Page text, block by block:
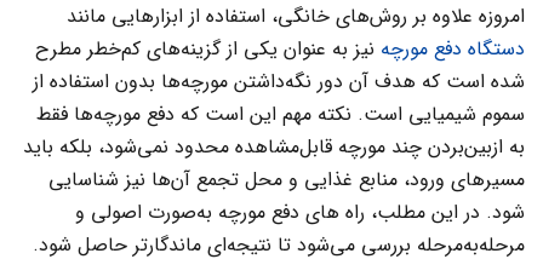
امروزه علاوه بر روش‌های خانگی، استفاده از ابزارهایی مانند
دستگاه دفع مورچه نیز به‌ عنوان یکی از گزینه‌های کم‌خطر مطرح
شده است که هدف آن دور نگه‌داشتن مورچه‌ها بدون استفاده از
سموم شیمیایی است. نکته مهم این است که دفع مورچه‌ها فقط
به ازبین‌بردن چند مورچه قابل‌مشاهده محدود نمی‌شود، بلکه باید
مسیرهای ورود، منابع غذایی و محل تجمع آن‌ها نیز شناسایی
شود. در این مطلب، راه های دفع مورچه به‌صورت اصولی و
مرحله‌به‌مرحله بررسی می‌شود تا نتیجه‌ای ماندگارتر حاصل شود.